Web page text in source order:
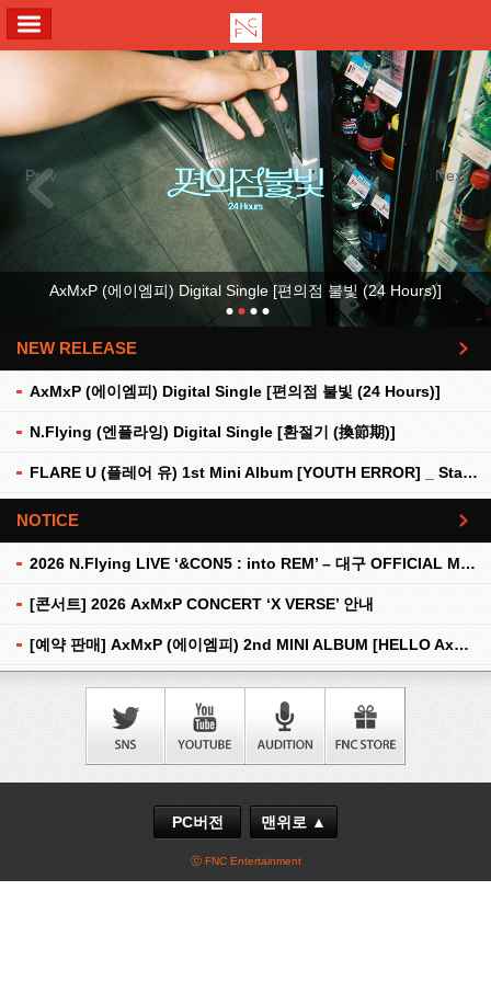
Previous Next
AxMxP (에이엠피) Digital Single [편의점 불빛 (24 Hours)]
NEW RELEASE
AxMxP (에이엠피) Digital Single [편의점 불빛 (24 Hours)]
N.Flying (엔플라잉) Digital Single [환절기 (換節期)]
FLARE U (플레어 유) 1st Mini Album [YOUTH ERROR] _ Stationery Kit Ver.
더보기
NOTICE
2026 N.Flying LIVE ‘&CON5 : into REM’ – 대구 OFFICIAL MD 현장 판매 안내
[콘서트] 2026 AxMxP CONCERT ‘X VERSE’ 안내
[예약 판매] AxMxP (에이엠피) 2nd MINI ALBUM [HELLO AxMxP] 예약 판매 안내
더보기
PC버전 맨위로 ▲
ⓒ FNC Entertainment